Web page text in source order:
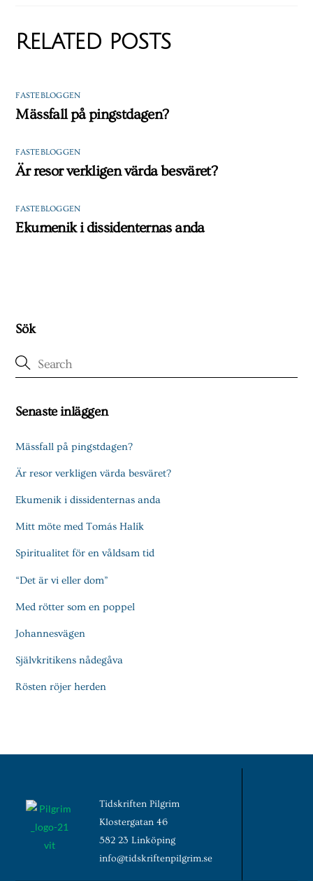
RELATED POSTS
FASTEBLOGGEN
Mässfall på pingstdagen?
FASTEBLOGGEN
Är resor verkligen värda besväret?
FASTEBLOGGEN
Ekumenik i dissidenternas anda
Sök
Senaste inläggen
Mässfall på pingstdagen?
Är resor verkligen värda besväret?
Ekumenik i dissidenternas anda
Mitt möte med Tomás Halík
Spiritualitet för en våldsam tid
“Det är vi eller dom”
Med rötter som en poppel
Johannesvägen
Självkritikens nådegåva
Rösten röjer herden
Tidskriften Pilgrim
Klostergatan 46
582 23 Linköping
info@tidskriftenpilgrim.se